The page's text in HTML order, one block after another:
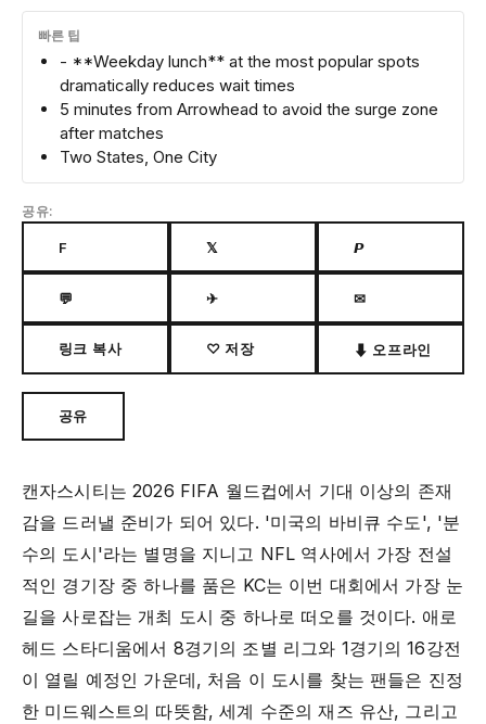
빠른 팁
- **Weekday lunch** at the most popular spots
dramatically reduces wait times
5 minutes from Arrowhead to avoid the surge zone
after matches
Two States, One City
공유:
F 𝕏 𝙋
💬 ✈ ✉
링크 복사 ♡ 저장 ⬇ 오프라인
공유
캔자스시티는 2026 FIFA 월드컵에서 기대 이상의 존재
감을 드러낼 준비가 되어 있다. '미국의 바비큐 수도', '분
수의 도시'라는 별명을 지니고 NFL 역사에서 가장 전설
적인 경기장 중 하나를 품은 KC는 이번 대회에서 가장 눈
길을 사로잡는 개최 도시 중 하나로 떠오를 것이다. 애로
헤드 스타디움에서 8경기의 조별 리그와 1경기의 16강전
이 열릴 예정인 가운데, 처음 이 도시를 찾는 팬들은 진정
한 미드웨스트의 따뜻함, 세계 수준의 재즈 유산, 그리고